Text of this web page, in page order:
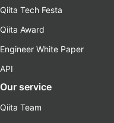
Qiita Tech Festa
Qiita Award
Engineer White Paper
API
Our service
Qiita Team